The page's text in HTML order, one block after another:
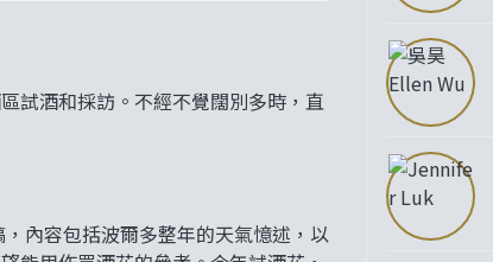
試酒和採訪。不經不覺闊別多時，直
內容包括波爾多整年的天氣憶述，以